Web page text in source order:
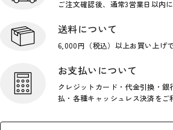
ご注文確認後、通常3営業日以内
送料について
6,000円（税込）以上お買い上げ
お支払いについて
クレジットカード・代金引換・銀
払・各種キャッシュレス決済をご